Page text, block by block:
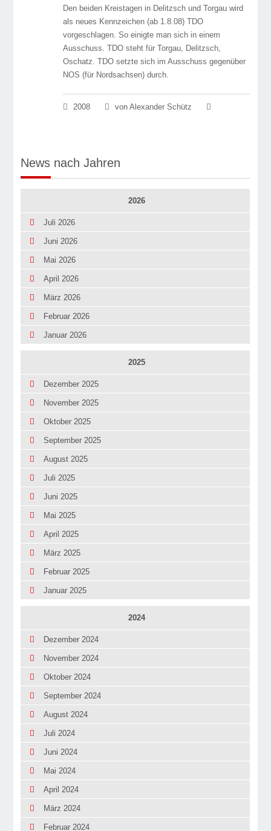
Den beiden Kreistagen in Delitzsch und Torgau wird
als neues Kennzeichen (ab 1.8.08) TDO
vorgeschlagen. So einigte man sich in einem
Ausschuss. TDO steht für Torgau, Delitzsch,
Oschatz. TDO setzte sich im Ausschuss gegenüber
NOS (für Nordsachsen) durch.
2008 von Alexander Schütz
News nach Jahren
2026
Juli 2026
Juni 2026
Mai 2026
April 2026
März 2026
Februar 2026
Januar 2026
2025
Dezember 2025
November 2025
Oktober 2025
September 2025
August 2025
Juli 2025
Juni 2025
Mai 2025
April 2025
März 2025
Februar 2025
Januar 2025
2024
Dezember 2024
November 2024
Oktober 2024
September 2024
August 2024
Juli 2024
Juni 2024
Mai 2024
April 2024
März 2024
Februar 2024